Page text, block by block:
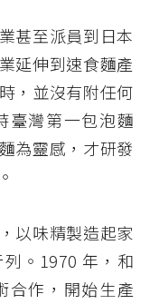
甚至派員到日本
延伸到速食麵產
，並沒有附任何
臺灣第一包泡麵
為靈感，才研發
以味精製造起家
。1970 年，和
合作，開始生產